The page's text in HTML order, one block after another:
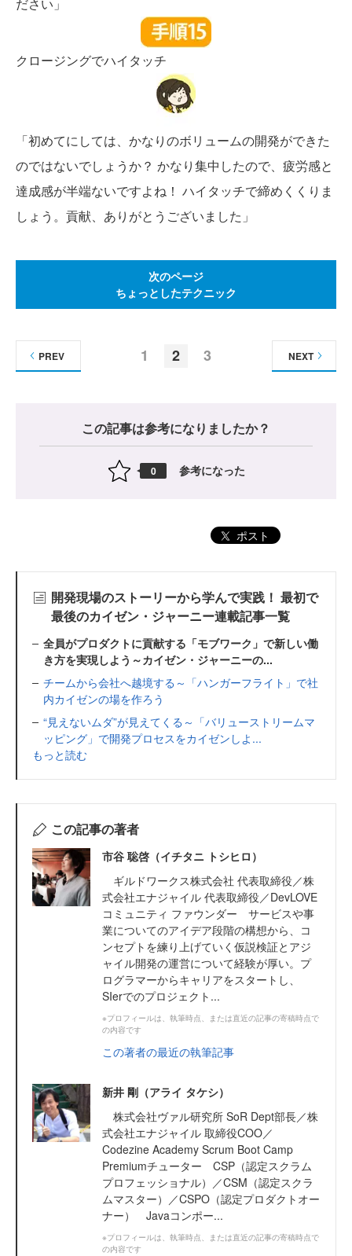
クロージングでハイタッチ
「初めてにしては、かなりのボリュームの開発ができた
のではないでしょうか？ かなり集中したので、疲労感と
達成感が半端ないですよね！ ハイタッチで締めくくりま
しょう。貢献、ありがとうございました」
次のページ
ちょっとしたテクニック
1 2 3
PREV NEXT
この記事は参考になりましたか？
0 参考になった
ポスト
開発現場のストーリーから学んで実践！ 最初で
最後のカイゼン・ジャーニー連載記事一覧
全員がプロダクトに貢献する「モブワーク」で新しい働
き方を実現しよう～カイゼン・ジャーニーの...
チームから会社へ越境する～「ハンガーフライト」で社
内カイゼンの場を作ろう
“見えないムダ”が見えてくる～「バリューストリームマ
ッピング」で開発プロセスをカイゼンしよ...
もっと読む
この記事の著者
市谷 聡啓（イチタニ トシヒロ）
ギルドワークス株式会社 代表取締役／株
式会社エナジャイル 代表取締役／DevLOVE
コミュニティ ファウンダー サービスや事
業についてのアイデア段階の構想から、コ
ンセプトを練り上げていく仮説検証とアジ
ャイル開発の運営について経験が厚い。プ
ログラマーからキャリアをスタートし、
SIerでのプロジェクト...
※プロフィールは、執筆時点、または直近の記事の寄稿時点で
の内容です
この著者の最近の執筆記事
新井 剛（アライ タケシ）
株式会社ヴァル研究所 SoR Dept部長／株
式会社エナジャイル 取締役COO／
Codezine Academy Scrum Boot Camp
Premiumチューター CSP（認定スクラム
プロフェッショナル）／CSM（認定スクラ
ムマスター）／CSPO（認定プロダクトオー
ナー） Javaコンポー...
※プロフィールは、執筆時点、または直近の記事の寄稿時点で
の内容です